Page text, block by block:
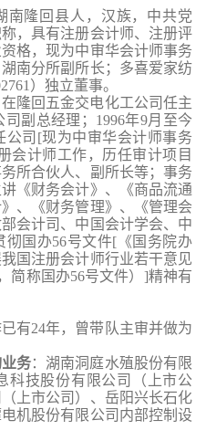
南隆回县人，汉族，中共党
，具有注册会计师、注册评
格，现为中审华会计师事务
南分所副所长；多喜爱家纺
）独立董事。
隆回五金交电化工公司任主
副总经理；1996年9月至今
司[现为中审华会计师事务
会计师工作，历任审计项目
所合伙人、副所长等；事务
《财务会计》、《商品流通
、《财务管理》、《管理会
会计司、中国会计学会、中
彻国办56号文件[《国务院办
国注册会计师行业若干意见
简称国办56号文件）]精神有
有24年，曾带队主审并做为
务：湖南洞庭水殖股份有限
科技股份有限公司（上市公
上市公司）、岳阳兴长石化
机股份有限公司内部控制设